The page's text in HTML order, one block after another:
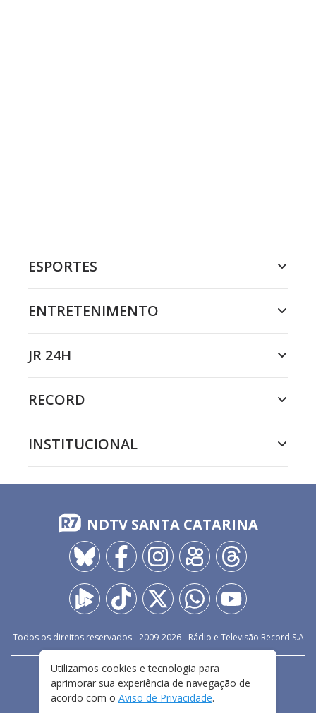
ESPORTES
ENTRETENIMENTO
JR 24H
RECORD
INSTITUCIONAL
NDTV SANTA CATARINA
Todos os direitos reservados - 2009-2026- Rádio e Televisão Record S.A
FALE CONOSCO
PRIVACIDADE
TERMOS E CONDIÇÕES DE USO
Utilizamos cookies e tecnologia para
aprimorar sua experiência de navegação de
acordo com o Aviso de Privacidade.